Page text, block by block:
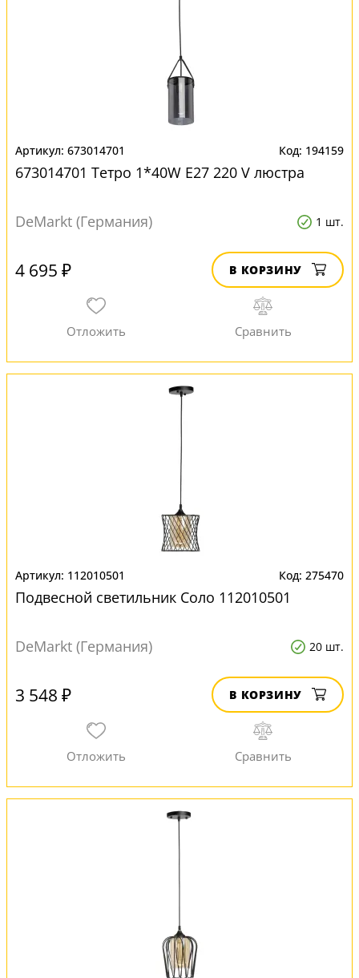
673014701 194159
673014701 Тетро 1*40W E27 220 V люстра
DeMarkt (Германия) 1 шт.
4 695 ₽ В КОРЗИНУ
112010501 275470
Подвесной светильник Соло 112010501
DeMarkt (Германия) 20 шт.
3 548 ₽ В КОРЗИНУ